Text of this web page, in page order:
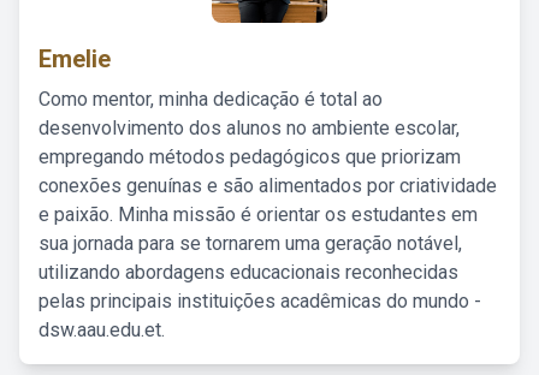
Emelie
Como mentor, minha dedicação é total ao
desenvolvimento dos alunos no ambiente escolar,
empregando métodos pedagógicos que priorizam
conexões genuínas e são alimentados por criatividade
e paixão. Minha missão é orientar os estudantes em
sua jornada para se tornarem uma geração notável,
utilizando abordagens educacionais reconhecidas
pelas principais instituições acadêmicas do mundo -
dsw.aau.edu.et.